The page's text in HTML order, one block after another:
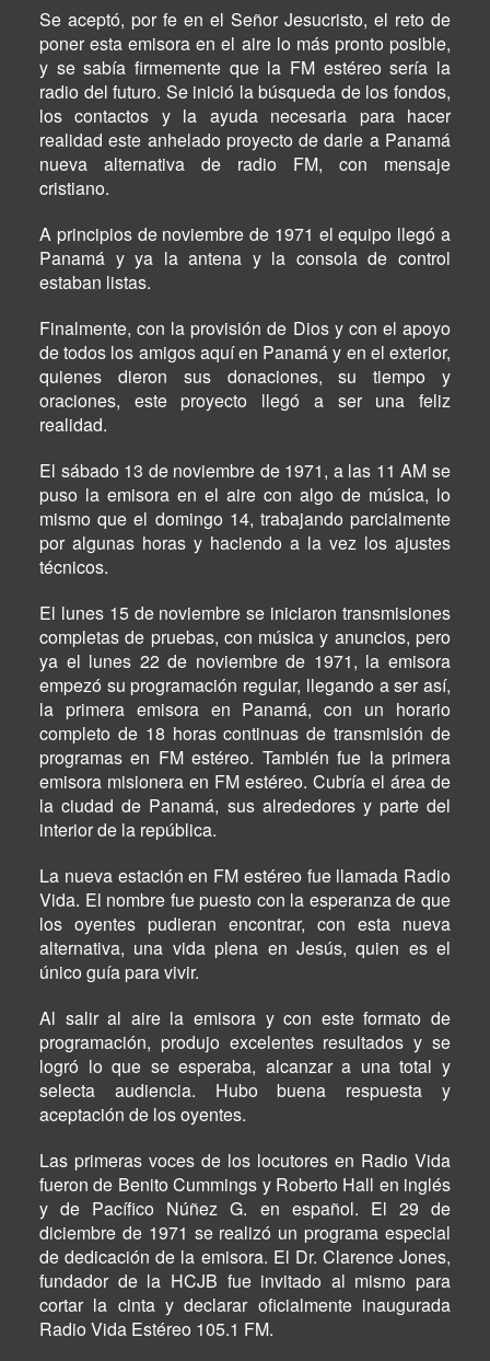
Se aceptó, por fe en el Señor Jesucristo, el reto de
poner esta emisora en el aire lo más pronto posible,
y se sabía firmemente que la FM estéreo sería la
radio del futuro. Se inició la búsqueda de los fondos,
los contactos y la ayuda necesaria para hacer
realidad este anhelado proyecto de darle a Panamá
nueva alternativa de radio FM, con mensaje
cristiano.
A principios de noviembre de 1971 el equipo llegó a
Panamá y ya la antena y la consola de control
estaban listas.
Finalmente, con la provisión de Dios y con el apoyo
de todos los amigos aquí en Panamá y en el exterior,
quienes dieron sus donaciones, su tiempo y
oraciones, este proyecto llegó a ser una feliz
realidad.
El sábado 13 de noviembre de 1971, a las 11 AM se
puso la emisora en el aire con algo de música, lo
mismo que el domingo 14, trabajando parcialmente
por algunas horas y haciendo a la vez los ajustes
técnicos.
El lunes 15 de noviembre se iniciaron transmisiones
completas de pruebas, con música y anuncios, pero
ya el lunes 22 de noviembre de 1971, la emisora
empezó su programación regular, llegando a ser así,
la primera emisora en Panamá, con un horario
completo de 18 horas continuas de transmisión de
programas en FM estéreo. También fue la primera
emisora misionera en FM estéreo. Cubría el área de
la ciudad de Panamá, sus alrededores y parte del
interior de la república.
La nueva estación en FM estéreo fue llamada Radio
Vida. El nombre fue puesto con la esperanza de que
los oyentes pudieran encontrar, con esta nueva
alternativa, una vida plena en Jesús, quien es el
único guía para vivir.
Al salir al aire la emisora y con este formato de
programación, produjo excelentes resultados y se
logró lo que se esperaba, alcanzar a una total y
selecta audiencia. Hubo buena respuesta y
aceptación de los oyentes.
Las primeras voces de los locutores en Radio Vida
fueron de Benito Cummings y Roberto Hall en inglés
y de Pacífico Núñez G. en español. El 29 de
diciembre de 1971 se realizó un programa especial
de dedicación de la emisora. El Dr. Clarence Jones,
fundador de la HCJB fue invitado al mismo para
cortar la cinta y declarar oficialmente inaugurada
Radio Vida Estéreo 105.1 FM.